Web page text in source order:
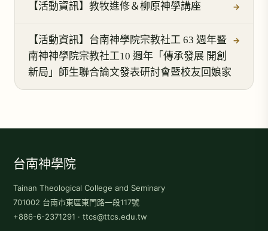
【活動資訊】教牧進修＆柳原神學講座 →
【活動資訊】台南神學院宗教社工 63 週年暨
南神神學院宗教社工10 週年「傳承發展 開創
新局」師生聯合論文發表研討會暨校友回娘家
→
台南神學院
Tainan Theological College and Seminary
701002 台南市東區東門路一段117號
+886-6-2371291 · ttcs@ttcs.edu.tw